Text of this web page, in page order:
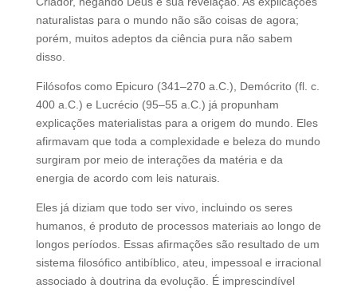
naturalistas para o mundo não são coisas de agora;
porém, muitos adeptos da ciência pura não sabem
disso.
Filósofos como Epicuro (341–270 a.C.), Demócrito (fl. c.
400 a.C.) e Lucrécio (95–55 a.C.) já propunham
explicações materialistas para a origem do mundo. Eles
afirmavam que toda a complexidade e beleza do mundo
surgiram por meio de interações da matéria e da
energia de acordo com leis naturais.
Eles já diziam que todo ser vivo, incluindo os seres
humanos, é produto de processos materiais ao longo de
longos períodos. Essas afirmações são resultado de um
sistema filosófico antibíblico, ateu, impessoal e irracional
associado à doutrina da evolução. É imprescindível